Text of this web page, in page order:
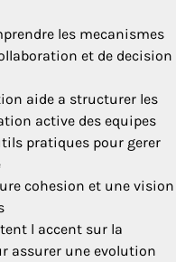
les mecanismes
et de decision
aide a structurer les
active des equipes
pratiques pour gerer
cohesion et une vision
l accent sur la
assurer une evolution